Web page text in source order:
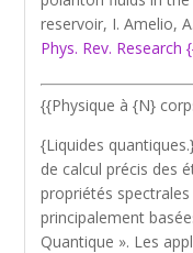
reservoir, I. Amelio,
Phys. Rev. Research
{{Physique à {N}
{Liquides
de calcul précis des
propriétés
principalement
Quantique ». Les